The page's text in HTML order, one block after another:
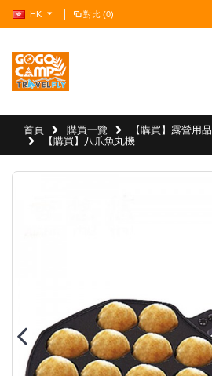
HK 對比 (0)
首頁 購買一覽 【購買】露營用品
【購買】八爪魚丸機